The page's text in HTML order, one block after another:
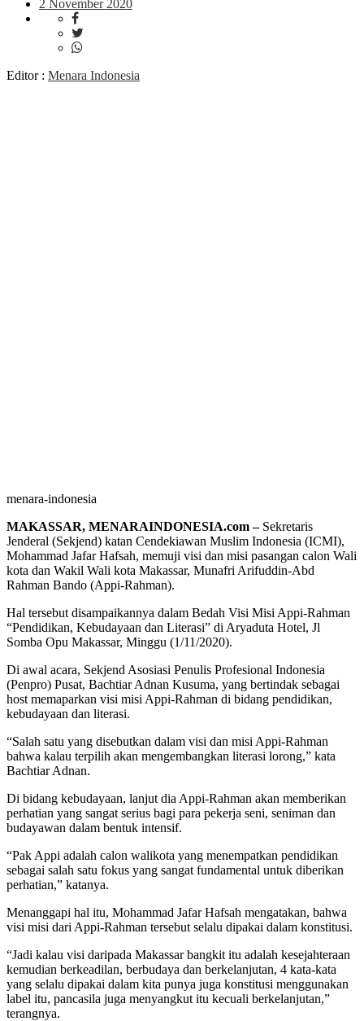
2 November 2020
Editor : Menara Indonesia
menara-indonesia
MAKASSAR, MENARAINDONESIA.com –Sekretaris
Jenderal (Sekjend) katan Cendekiawan Muslim Indonesia (ICMI),
Mohammad Jafar Hafsah, memuji visi dan misi pasangan calon Wali
kota dan Wakil Wali kota Makassar, Munafri Arifuddin-Abd
Rahman Bando (Appi-Rahman).
Hal tersebut disampaikannya dalam Bedah Visi Misi Appi-Rahman
“Pendidikan, Kebudayaan dan Literasi” di Aryaduta Hotel, Jl
Somba Opu Makassar, Minggu (1/11/2020).
Di awal acara, Sekjend Asosiasi Penulis Profesional Indonesia
(Penpro) Pusat, Bachtiar Adnan Kusuma, yang bertindak sebagai
host memaparkan visi misi Appi-Rahman di bidang pendidikan,
kebudayaan dan literasi.
“Salah satu yang disebutkan dalam visi dan misi Appi-Rahman
bahwa kalau terpilih akan mengembangkan literasi lorong,” kata
Bachtiar Adnan.
Di bidang kebudayaan, lanjut dia Appi-Rahman akan memberikan
perhatian yang sangat serius bagi para pekerja seni, seniman dan
budayawan dalam bentuk intensif.
“Pak Appi adalah calon walikota yang menempatkan pendidikan
sebagai salah satu fokus yang sangat fundamental untuk diberikan
perhatian,” katanya.
Menanggapi hal itu, Mohammad Jafar Hafsah mengatakan, bahwa
visi misi dari Appi-Rahman tersebut selalu dipakai dalam konstitusi.
“Jadi kalau visi daripada Makassar bangkit itu adalah kesejahteraan
kemudian berkeadilan, berbudaya dan berkelanjutan, 4 kata-kata
yang selalu dipakai dalam kita punya juga konstitusi menggunakan
label itu, pancasila juga menyangkut itu kecuali berkelanjutan,”
terangnya.